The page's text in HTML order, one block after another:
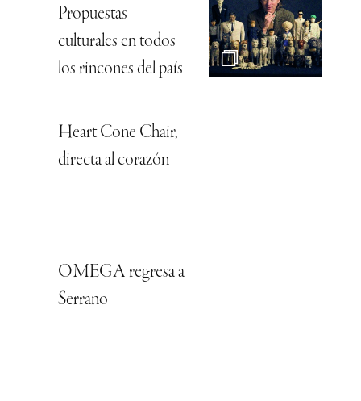
Propuestas
culturales en todos
los rincones del país
Heart Cone Chair,
directa al corazón
OMEGA regresa a
Serrano